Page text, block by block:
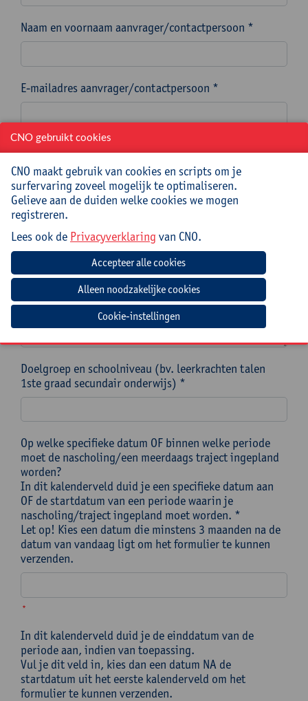
Naam en voornaam aanvrager/contactpersoon *
E-mailadres aanvrager/contactpersoon *
Telefoonnummer aanvrager/contactpersoon *
Welke nascholing(en) wens je als teamgerichte
nascholing aan te vragen? Noteer de titel(s) zoals
vermeld in ons aanbod teamgerichte nascholingen. *
Doelgroep en schoolniveau (bv. leerkrachten talen
1ste graad secundair onderwijs) *
Op welke specifieke datum OF binnen welke periode
moet de nascholing/een meerdaags traject ingepland
worden?
In dit kalenderveld duid je een specifieke datum aan
OF de startdatum van een periode waarin je
nascholing/traject ingepland moet worden. *
Let op! Kies een datum die minstens 3 maanden na de
datum van vandaag ligt om het formulier te kunnen
verzenden.
*
In dit kalenderveld duid je de einddatum van de
periode aan, indien van toepassing.
Vul je dit veld in, kies dan een datum NA de
startdatum uit het eerste kalenderveld om het
formulier te kunnen verzenden.
CNO gebruikt cookies
CNO maakt gebruik van cookies en scripts om je
surfervaring zoveel mogelijk te optimaliseren.
Gelieve aan de duiden welke cookies we mogen
registreren.
Lees ook de Privacyverklaring van CNO.
Cookie-instellingen